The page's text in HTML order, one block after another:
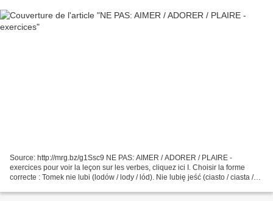
Source: http://mrg.bz/g1Ssc9 NE PAS: AIMER / ADORER / PLAIRE -
exercices pour voir la leçon sur les verbes, cliquez ici I. Choisir la forme
correcte : Tomek nie lubi (lodów / lody / lód). Nie lubię jeść (ciasto / ciasta /